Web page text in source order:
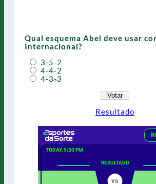
Qual esquema Abel deve usar
Internacional?
3-5-2
4-4-2
4-3-3
Resultado